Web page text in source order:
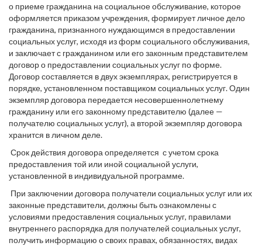
о приеме гражданина на социальное обслуживание, которое
оформляется приказом учреждения, формирует личное дело
гражданина, признанного нуждающимся в предоставлении
социальных услуг, исходя из форм социального обслуживания,
и заключает с гражданином или его законным представителем
договор о предоставлении социальных услуг по форме.
Договор составляется в двух экземплярах, регистрируется в
порядке, установленном поставщиком социальных услуг. Один
экземпляр договора передается несовершеннолетнему
гражданину или его законному представителю (далее —
получателю социальных услуг), а второй экземпляр договора
хранится в личном деле.
Срок действия договора определяется с учетом срока
предоставления той или иной социальной услуги,
установленной в индивидуальной программе.
При заключении договора получатели социальных услуг или их
законные представители, должны быть ознакомлены с
условиями предоставления социальных услуг, правилами
внутреннего распорядка для получателей социальных услуг,
получить информацию о своих правах, обязанностях, видах